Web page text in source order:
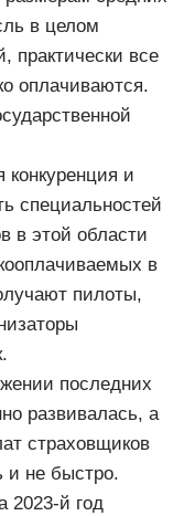
в целом
практически все
оплачиваются.
и
специальностей
в этой области
в
пилоты,
последних
развивалась, а
страховщиков
и не быстро.
2023-й год